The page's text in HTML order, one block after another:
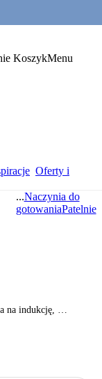
KoszykMenu
Oferty i
...Naczynia do
gotowaniaPatelnie
na indukcję, …